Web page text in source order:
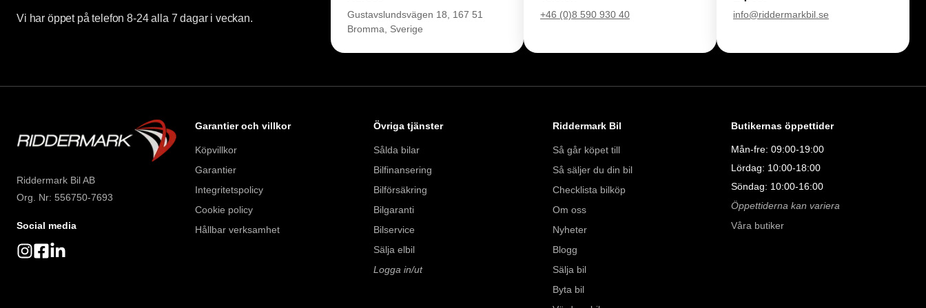
Vi har öppet på telefon 8-24 alla 7 dagar i veckan.
Gustavslundsvägen 18, 167 51
Bromma, Sverige
+46 (0)8 590 930 40 info@riddermarkbil.se
Riddermark Bil AB
Org. Nr: 556750-7693
Social media
Garantier och villkor
Köpvillkor
Garantier
Integritetspolicy
Cookie policy
Hållbar verksamhet
Övriga tjänster
Sålda bilar
Bilfinansering
Bilförsäkring
Bilgaranti
Bilservice
Sälja elbil
Logga in/ut
Riddermark Bil
Så går köpet till
Så säljer du din bil
Checklista bilköp
Om oss
Nyheter
Blogg
Sälja bil
Byta bil
Butikernas öppettider
Mån-fre: 09:00-19:00
Lördag: 10:00-18:00
Söndag: 10:00-16:00
Öppettiderna kan variera
Våra butiker